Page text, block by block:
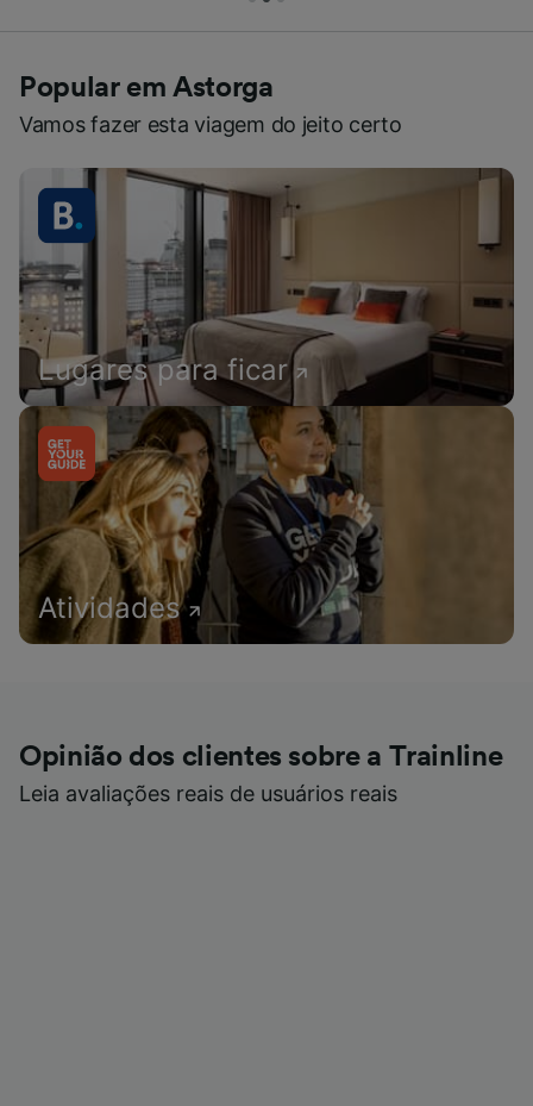
Popular em Astorga
Vamos fazer esta viagem do jeito certo
Lugares para ficar
Atividades
Opinião dos clientes sobre a Trainline
Leia avaliações reais de usuários reais